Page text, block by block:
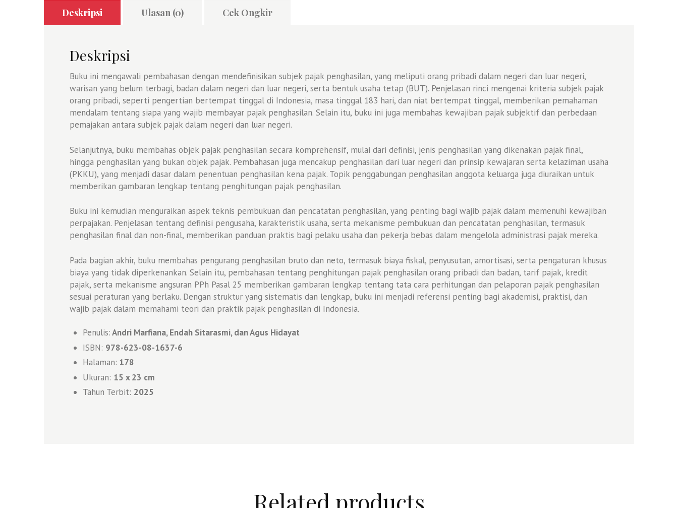
Deskripsi Ulasan (0) Cek Ongkir
Deskripsi
Buku ini mengawali pembahasan dengan mendefinisikan subjek pajak penghasilan, yang meliputi orang pribadi dalam negeri dan luar negeri,
warisan yang belum terbagi, badan dalam negeri dan luar negeri, serta bentuk usaha tetap (BUT). Penjelasan rinci mengenai kriteria subjek pajak
orang pribadi, seperti pengertian bertempat tinggal di Indonesia, masa tinggal 183 hari, dan niat bertempat tinggal, memberikan pemahaman
mendalam tentang siapa yang wajib membayar pajak penghasilan. Selain itu, buku ini juga membahas kewajiban pajak subjektif dan perbedaan
pemajakan antara subjek pajak dalam negeri dan luar negeri.
Selanjutnya, buku membahas objek pajak penghasilan secara komprehensif, mulai dari definisi, jenis penghasilan yang dikenakan pajak final,
hingga penghasilan yang bukan objek pajak. Pembahasan juga mencakup penghasilan dari luar negeri dan prinsip kewajaran serta kelaziman usaha
(PKKU), yang menjadi dasar dalam penentuan penghasilan kena pajak. Topik penggabungan penghasilan anggota keluarga juga diuraikan untuk
memberikan gambaran lengkap tentang penghitungan pajak penghasilan.
Buku ini kemudian menguraikan aspek teknis pembukuan dan pencatatan penghasilan, yang penting bagi wajib pajak dalam memenuhi kewajiban
perpajakan. Penjelasan tentang definisi pengusaha, karakteristik usaha, serta mekanisme pembukuan dan pencatatan penghasilan, termasuk
penghasilan final dan non-final, memberikan panduan praktis bagi pelaku usaha dan pekerja bebas dalam mengelola administrasi pajak mereka.
Pada bagian akhir, buku membahas pengurang penghasilan bruto dan neto, termasuk biaya fiskal, penyusutan, amortisasi, serta pengaturan khusus
biaya yang tidak diperkenankan. Selain itu, pembahasan tentang penghitungan pajak penghasilan orang pribadi dan badan, tarif pajak, kredit
pajak, serta mekanisme angsuran PPh Pasal 25 memberikan gambaran lengkap tentang tata cara perhitungan dan pelaporan pajak penghasilan
sesuai peraturan yang berlaku. Dengan struktur yang sistematis dan lengkap, buku ini menjadi referensi penting bagi akademisi, praktisi, dan
wajib pajak dalam memahami teori dan praktik pajak penghasilan di Indonesia.
Penulis:Andri Marfiana, Endah Sitarasmi, dan Agus Hidayat
ISBN: 978-623-08-1637-6
Halaman: 178
Ukuran: 15 x 23 cm
Tahun Terbit: 2025
Related products